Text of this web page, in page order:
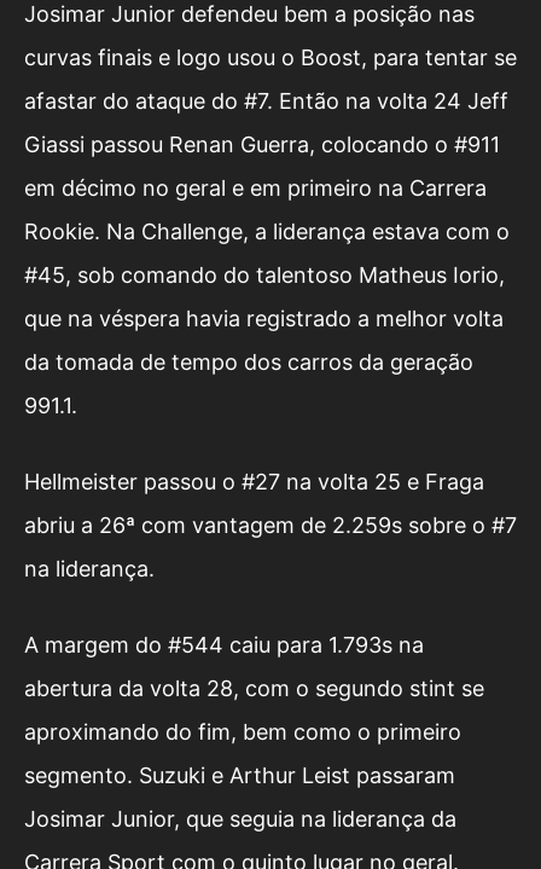
Josimar Junior defendeu bem a posição nas
curvas finais e logo usou o Boost, para tentar se
afastar do ataque do #7. Então na volta 24 Jeff
Giassi passou Renan Guerra, colocando o #911
em décimo no geral e em primeiro na Carrera
Rookie. Na Challenge, a liderança estava com o
#45, sob comando do talentoso Matheus Iorio,
que na véspera havia registrado a melhor volta
da tomada de tempo dos carros da geração
991.1.
Hellmeister passou o #27 na volta 25 e Fraga
abriu a 26ª com vantagem de 2.259s sobre o #7
na liderança.
A margem do #544 caiu para 1.793s na
abertura da volta 28, com o segundo stint se
aproximando do fim, bem como o primeiro
segmento. Suzuki e Arthur Leist passaram
Josimar Junior, que seguia na liderança da
Carrera Sport com o quinto lugar no geral.